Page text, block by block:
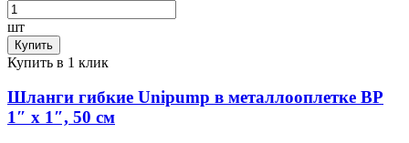
шт
Купить
Купить в 1 клик
Шланги гибкие Unipump в металлооплетке ВР
1″ x 1″, 50 см